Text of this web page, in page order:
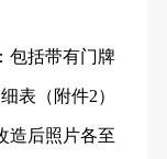
包括带有门牌
表（附件2）
造后照片各至